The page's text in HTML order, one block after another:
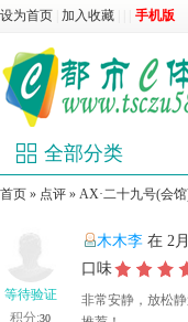
设为首页 加入收藏 手机版
全部分类
首页 » 点评 » ‌AX·二十九号(会
等待验证
积分:30
木木李 在 2
口味
非常安静，放松